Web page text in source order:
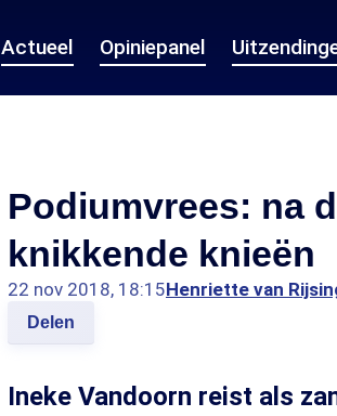
Actueel Opiniepanel
Podiumvrees: na
knikkende knieën
22 nov 2018, 18:15Henriette van
Delen
Ineke Vandoorn reist als